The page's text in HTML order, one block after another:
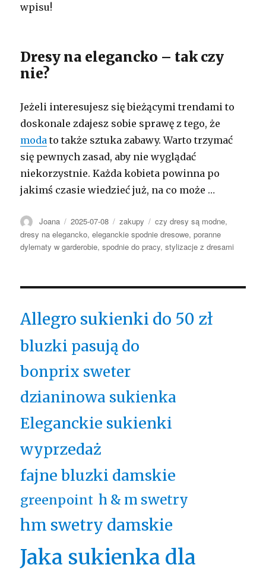
wpisu!
Dresy na elegancko – tak czy
nie?
Jeżeli interesujesz się bieżącymi trendami to
doskonale zdajesz sobie sprawę z tego, że
moda to także sztuka zabawy. Warto trzymać
się pewnych zasad, aby nie wyglądać
niekorzystnie. Każda kobieta powinna po
jakimś czasie wiedzieć już, na co może …
Autor
Joana Opublikowano
2025-07-08 Kategorie
zakupy Tagi
czy dresy są modne,
dresy na elegancko,eleganckie spodnie dresowe,poranne
dylematy w garderobie,spodnie do pracy,stylizacje z dresami
Allegro sukienki do 50 zł
bluzki pasują do
bonprix sweter
dzianinowa sukienka
Eleganckie sukienki
wyprzedaż
fajne bluzki damskie
greenpoint h & m swetry
hm swetry damskie
Jaka sukienka dla